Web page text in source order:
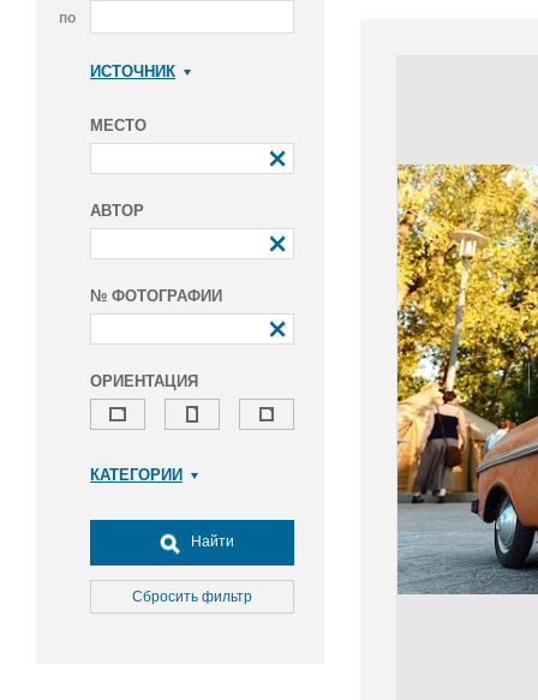
по
ИСТОЧНИК
МЕСТО
АВТОР
№ ФОТОГРАФИИ
ОРИЕНТАЦИЯ
КАТЕГОРИИ
Досуг, туризм и отдых
Культура
Медицина
Найти
Сбросить фильтр